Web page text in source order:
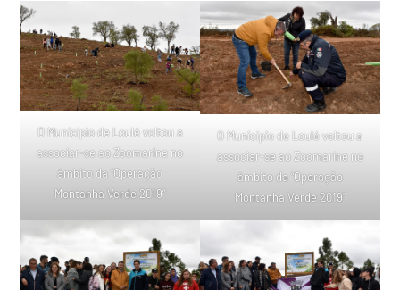
O Município de Loulé voltou a
associar-se ao Zoomarine no
âmbito da “Operação
Montanha Verde 2019”
O Município de Loulé voltou a
associar-se ao Zoomarine no
âmbito da “Operação
Montanha Verde 2019”